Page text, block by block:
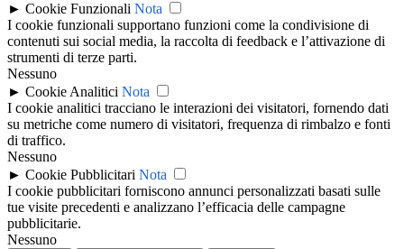
► Cookie Funzionali Nota
I cookie funzionali supportano funzioni come la condivisione di
contenuti sui social media, la raccolta di feedback e l’attivazione di
strumenti di terze parti.
Nessuno
► Cookie Analitici Nota
I cookie analitici tracciano le interazioni dei visitatori, fornendo dati
su metriche come numero di visitatori, frequenza di rimbalzo e fonti
di traffico.
Nessuno
► Cookie Pubblicitari Nota
I cookie pubblicitari forniscono annunci personalizzati basati sulle
tue visite precedenti e analizzano l’efficacia delle campagne
pubblicitarie.
Nessuno